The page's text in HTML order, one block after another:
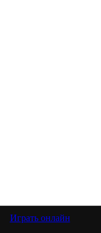
Играть онлайн